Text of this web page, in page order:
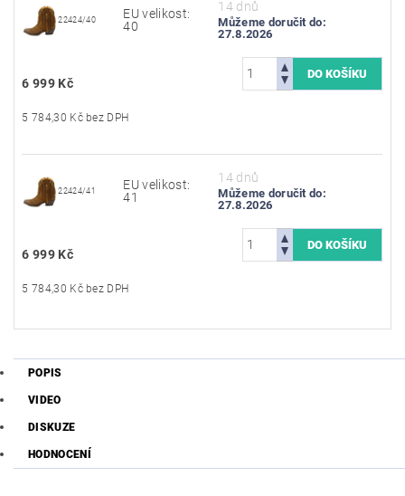
22424/40
EU velikost:
40
14 dnů
Můžeme doručit do:
27.8.2026
6 999 Kč
5 784,30 Kč bez DPH
22424/41
EU velikost:
41
14 dnů
Můžeme doručit do:
27.8.2026
6 999 Kč
5 784,30 Kč bez DPH
POPIS
VIDEO
DISKUZE
HODNOCENÍ